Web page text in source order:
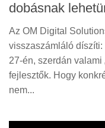
dobásnak
Az OM Digital
visszaszámláló
27-én, szerdán valami
fejlesztők. Hogy
nem...